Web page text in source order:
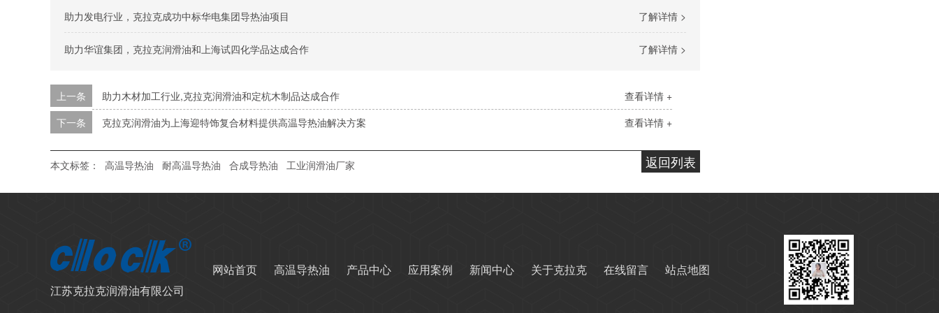
了解详情 >
助力发电行业，克拉克成功中标华电集团导热油项目
了解详情 >
助力华谊集团，克拉克润滑油和上海试四化学品达成合作
查看详情 +
上一条
助力木材加工行业,克拉克润滑油和定杭木制品达成合作
查看详情 +
下一条 克拉克润滑油为上海迎特饰复合材料提供高温导热油解决方案
返回列表
本文标签： 高温导热油 耐高温导热油 合成导热油 工业润滑油厂家
江苏克拉克润滑油有限公司
网站首页 高温导热油 产品中心 应用案例 新闻中心 关于克拉克 在线留言 站点地图